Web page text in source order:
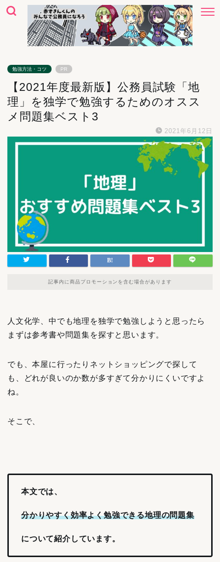
勉強方法・コツ PR
【2021年度最新版】公務員試験「地
理」を独学で勉強するためのオスス
メ問題集ベスト3
2021年6月12日
記事内に商品プロモーションを含む場合があります
人文化学、中でも地理を独学で勉強しようと思ったら
まずは参考書や問題集を探すと思います。
でも、本屋に行ったりネットショッピングで探して
も、どれが良いのか数が多すぎて分かりにくいですよ
ね。
そこで、
本文では、
分かりやすく効率よく勉強できる地理の問題集
について紹介しています。